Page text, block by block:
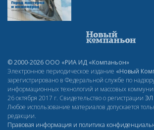
© 2000-2026 ООО «РИА ИД «Компаньон»
Электронное периодическое издание «Новый
зарегистрировано в Федеральной службе по
информационных технологий и массовых
26 октября 2017 г. Свидетельство о регистрации ЭЛ
Любое использование материалов допускается
редакции.
Правовая информация и политика